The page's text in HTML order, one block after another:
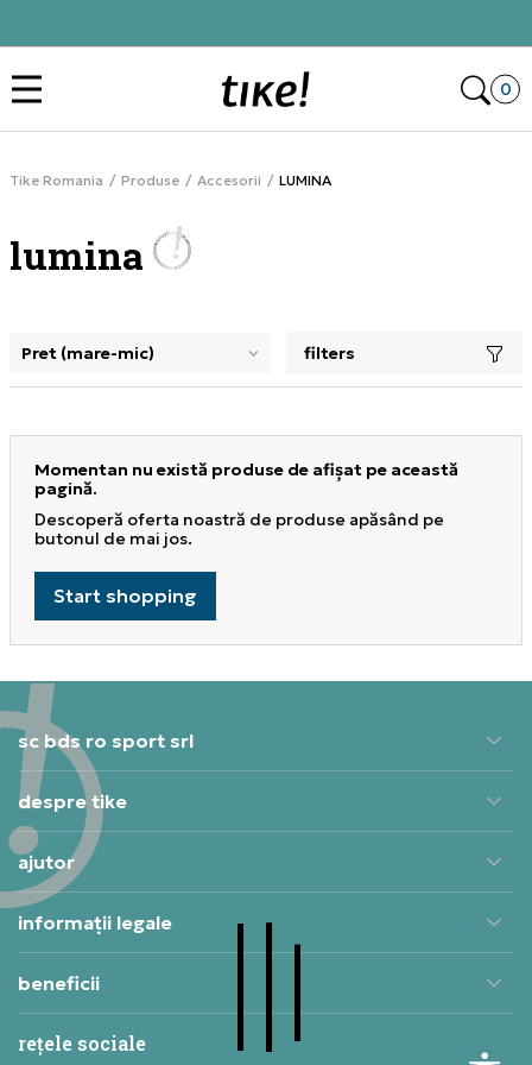
0
Tike Romania Produse Accesorii LUMINA
lumina
selectarea unui filtru închide panoul de filtre, încarcă
filters
Momentan nu există produse de afișat pe această
pagină.
Descoperă oferta noastră de produse apăsând pe
butonul de mai jos.
Start shopping
sc bds ro sport srl
despre tike
ajutor
informații legale
beneficii
rețele sociale